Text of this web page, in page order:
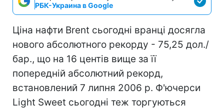
РБК-Украина в Google
Ціна нафти Brent сьогодні вранці досягла
нового абсолютного рекорду - 75,25 дол./
бар., що на 16 центів вище за її
попередній абсолютний рекорд,
встановлений 7 липня 2006 р. Ф'ючерси
Light Sweet сьогодні теж торгуються